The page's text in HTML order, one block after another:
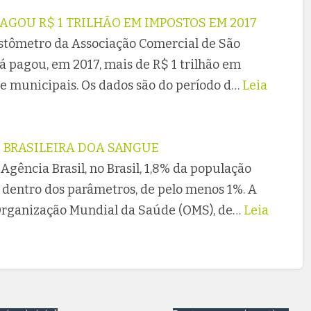
R$ 1 TRILHÃO EM IMPOSTOS EM 2017
da Associação Comercial de São
pagou, em 2017, mais de R$ 1 trilhão em
Os dados são do período d… Leia
DOA SANGUE
Brasil, no Brasil, 1,8% da população
dos parâmetros, de pelo menos 1%. A
Mundial da Saúde (OMS), de… Leia